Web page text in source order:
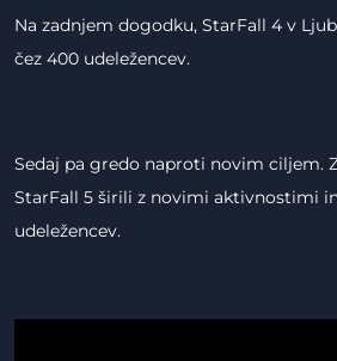
Na zadnjem dogodku, StarFall 4 v
čez 400 udeležencev.
Sedaj pa gredo naproti novim ciljem.
StarFall 5 širili z novimi aktivnostimi
udeležencev.